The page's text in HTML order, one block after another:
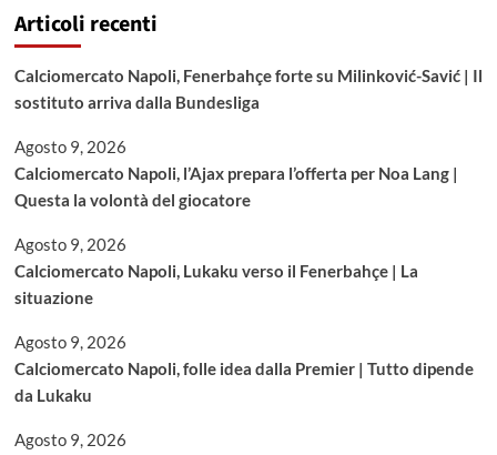
Articoli recenti
Calciomercato Napoli, Fenerbahçe forte su Milinković-Savić | Il
sostituto arriva dalla Bundesliga
Agosto 9, 2026
Calciomercato Napoli, l’Ajax prepara l’offerta per Noa Lang |
Questa la volontà del giocatore
Agosto 9, 2026
Calciomercato Napoli, Lukaku verso il Fenerbahçe | La
situazione
Agosto 9, 2026
Calciomercato Napoli, folle idea dalla Premier | Tutto dipende
da Lukaku
Agosto 9, 2026